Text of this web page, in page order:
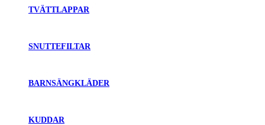
TVÄTTLAPPAR
SNUTTEFILTAR
BARNSÄNGKLÄDER
KUDDAR